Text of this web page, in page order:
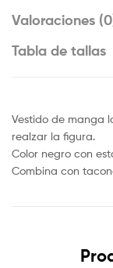
Valoraciones
Tabla de tallas
Vestido de manga
realzar la figura.
Color negro con
Combina con